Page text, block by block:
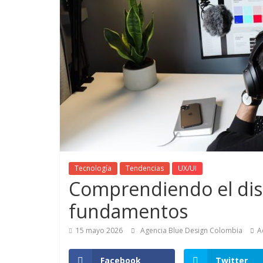
Marketing
en
Colombia
|
Revistas
de
Publicidad
Tecnología Tendencias UX/UI
Comprendiendo el
fundamentos
15 mayo 2026 Agencia Blue Design Colombia
Facebook Twitter